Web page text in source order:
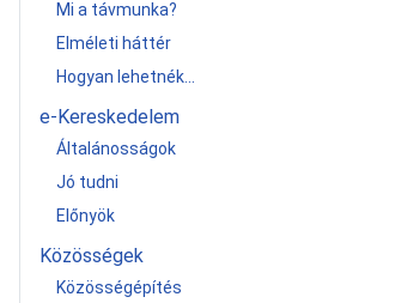
Mi a távmunka?
Elméleti háttér
Hogyan lehetnék...
e-Kereskedelem
Általánosságok
Jó tudni
Előnyök
Közösségek
Közösségépítés